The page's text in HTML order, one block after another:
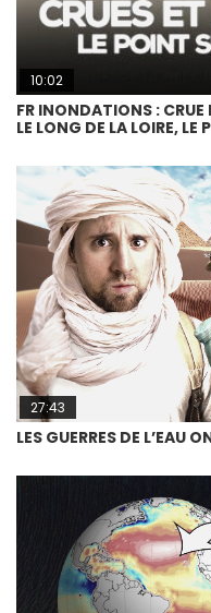
10:02
FR INONDATIONS :
LE LONG DE LA LOIRE,
27:43
LES GUERRES DE L’EAU